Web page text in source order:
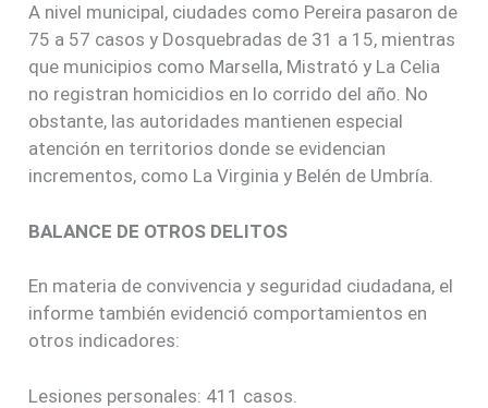
A nivel municipal, ciudades como Pereira pasaron de
75 a 57 casos y Dosquebradas de 31 a 15, mientras
que municipios como Marsella, Mistrató y La Celia
no registran homicidios en lo corrido del año. No
obstante, las autoridades mantienen especial
atención en territorios donde se evidencian
incrementos, como La Virginia y Belén de Umbría.
BALANCE DE OTROS DELITOS
En materia de convivencia y seguridad ciudadana, el
informe también evidenció comportamientos en
otros indicadores:
Lesiones personales: 411 casos.